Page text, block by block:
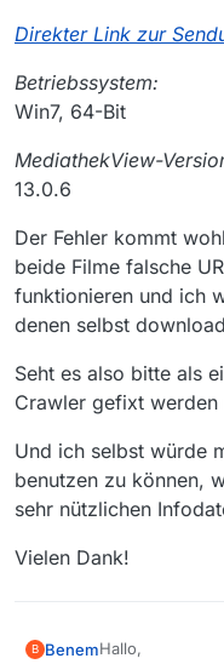
Direkter Link zur
Betriebssystem:
Win7, 64-Bit
MediathekView-
13.0.6
Der Fehler kommt
beide Filme falsche
funktionieren und ich
denen selbst
Seht es also bitte als
Crawler gefixt werden
Und ich selbst würde
benutzen zu können,
sehr nützlichen
Vielen Dank!
B BenemHallo,